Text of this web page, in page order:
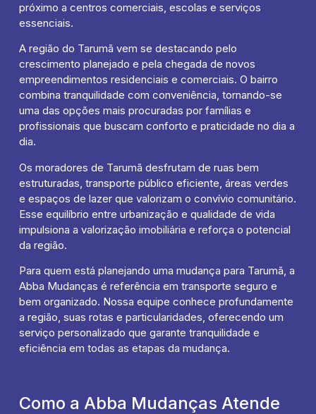
próximo a centros comerciais, escolas e serviços
essenciais.
A região do Tarumã vem se destacando pelo
crescimento planejado e pela chegada de novos
empreendimentos residenciais e comerciais. O bairro
combina tranquilidade com conveniência, tornando-se
uma das opções mais procuradas por famílias e
profissionais que buscam conforto e praticidade no dia a
dia.
Os moradores de Tarumã desfrutam de ruas bem
estruturadas, transporte público eficiente, áreas verdes
e espaços de lazer que valorizam o convívio comunitário.
Esse equilíbrio entre urbanização e qualidade de vida
impulsiona a valorização imobiliária e reforça o potencial
da região.
Para quem está planejando uma mudança para Tarumã, a
Abba Mudanças é referência em transporte seguro e
bem organizado. Nossa equipe conhece profundamente
a região, suas rotas e particularidades, oferecendo um
serviço personalizado que garante tranquilidade e
eficiência em todas as etapas da mudança.
Como a Abba Mudanças Atende